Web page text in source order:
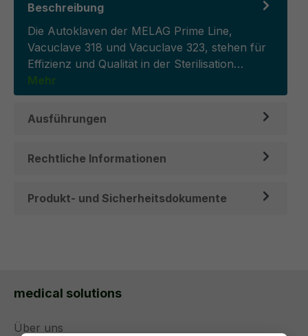
Beschreibung
Die Autoklaven der MELAG Prime Line,
Vacuclave 318 und Vacuclave 323, stehen für
Effizienz und Qualität in der Sterilisation…
Mehr
Ausführungen
Rechtliche Informationen
Produkt- und Sicherheitsdokumente
medical solutions
Über uns